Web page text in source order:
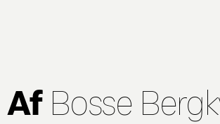
Af Bosse